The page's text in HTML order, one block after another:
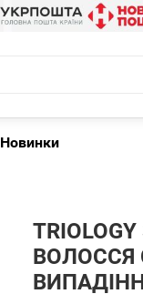
Новинки
ВОЛОССЯ